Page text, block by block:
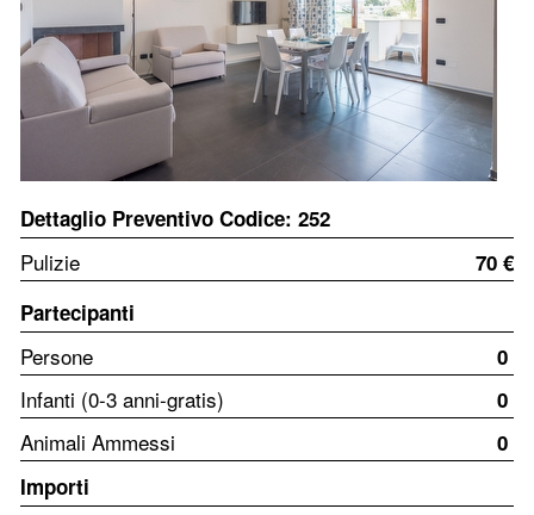
Dettaglio Preventivo Codice: 252
Pulizie
70 €
Partecipanti
Persone 0
Infanti (0-3 anni-gratis) 0
Animali Ammessi
0
Importi